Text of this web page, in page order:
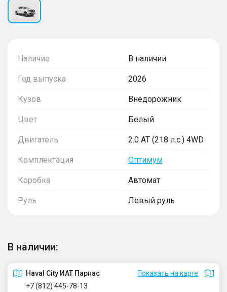
Наличие В наличии
Год выпуска 2026
Кузов Внедорожник
Цвет Белый
Двигатель 2.0 AT (218 л.с.) 4WD
Комплектация Оптимум
Коробка Автомат
Руль Левый руль
В наличии:
Haval City ИАТ Парнас
Показать на карте
+7 (812) 445-78-13